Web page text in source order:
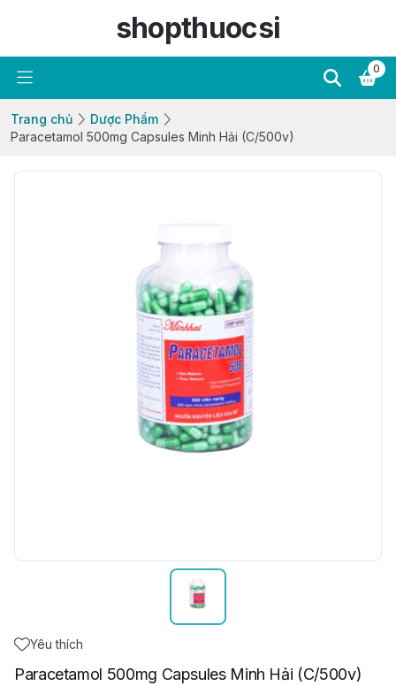
shopthuocsi
0
Trang chủ
Dược Phẩm
Paracetamol 500mg Capsules Minh Hải (C/500v)
Yêu thích
Paracetamol 500mg Capsules Minh Hải (C/500v)